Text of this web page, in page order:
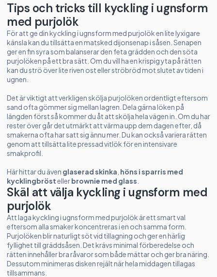
Skäl att välja kyckling i ugnsform med
purjolök
Att laga kyckling i ugnsform med purjolök är ett smart val
eftersom alla smaker koncentreras i en och samma form.
Purjolöken blir naturligt söt vid tillagning och ger en härlig
fyllighet till gräddsåsen. Det krävs minimal förberedelse och
rätten innehåller bra råvaror som både mättar och ger bra näring.
Dessutom minimeras disken rejält när hela middagen tillagas
tillsammans.
Tips och tricks till kyckling i ugnsform
med purjolök
För att ge din kyckling i ugnsform med purjolök en lite lyxigare
känsla kan du tillsätta en matsked dijonsenap i såsen. Senapen
ger en fin syra som balanserar den feta grädden och den söta
purjolöken på ett bra sätt. Om du vill ha en krispig yta på rätten
kan du strö över lite riven ost eller ströbröd mot slutet av tiden i
ugnen.
Det är viktigt att verkligen skölja purjolöken ordentligt eftersom
sand ofta gömmer sig mellan lagren. Dela gärna löken på
längden först så kommer du åt att skölja hela vägen in. Om du har
rester över går det utmärkt att värma upp dem dagen efter, då
smakerna ofta har satt sig ännu mer. Du kan också variera rätten
genom att tillsätta lite pressad vitlök för en intensivare
smakprofil.
Här hittar du även glaserad skinka höns i sparris med
kycklingbröstellerbrownie med glass